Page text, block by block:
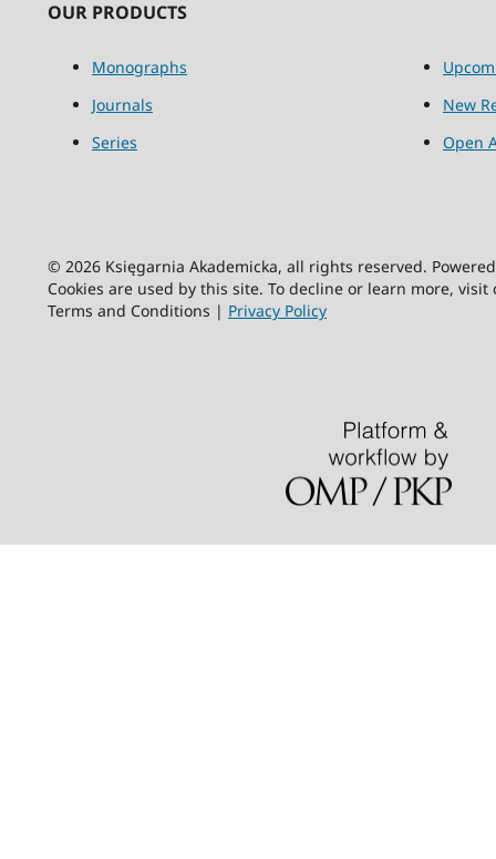
OUR PRODUCTS
Monographs
Journals
Series
New
Open
© 2026 Księgarnia Akademicka, all rights reserved.
Cookies are used by this site. To decline or learn more,
Terms and Conditions | Privacy Policy